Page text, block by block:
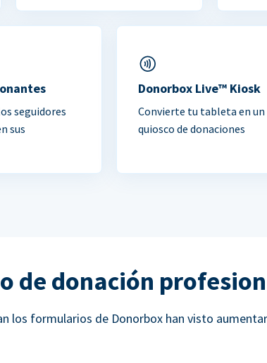
seguidores
sus
Donorbox Live™ Kiosk
Convierte tu tableta en un
quiosco de donaciones
de donación
los formularios de Donorbox han visto